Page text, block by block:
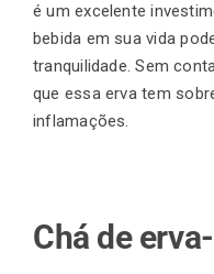
é um excelente
bebida em sua vida
tranquilidade. Sem
que essa erva tem
inflamações.
Chá de